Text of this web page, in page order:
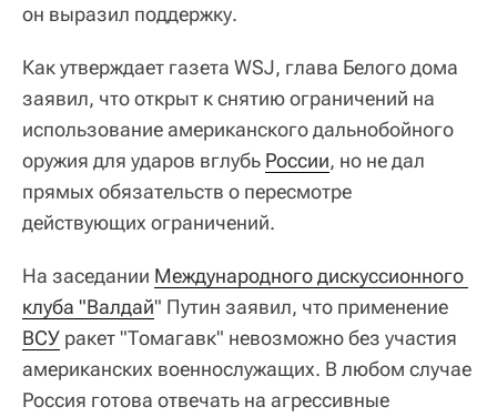
он выразил поддержку.
Как утверждает газета WSJ, глава Белого дома
заявил, что открыт к снятию ограничений на
использование американского дальнобойного
оружия для ударов вглубь России, но не дал
прямых обязательств о пересмотре
действующих ограничений.
На заседании Международного дискуссионного
клуба "Валдай" Путин заявил, что применение
ВСУ ракет "Томагавк" невозможно без участия
американских военнослужащих. В любом случае
Россия готова отвечать на агрессивные